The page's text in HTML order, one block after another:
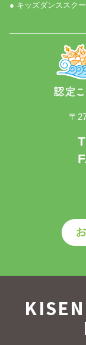
● キッズダンススク
〒